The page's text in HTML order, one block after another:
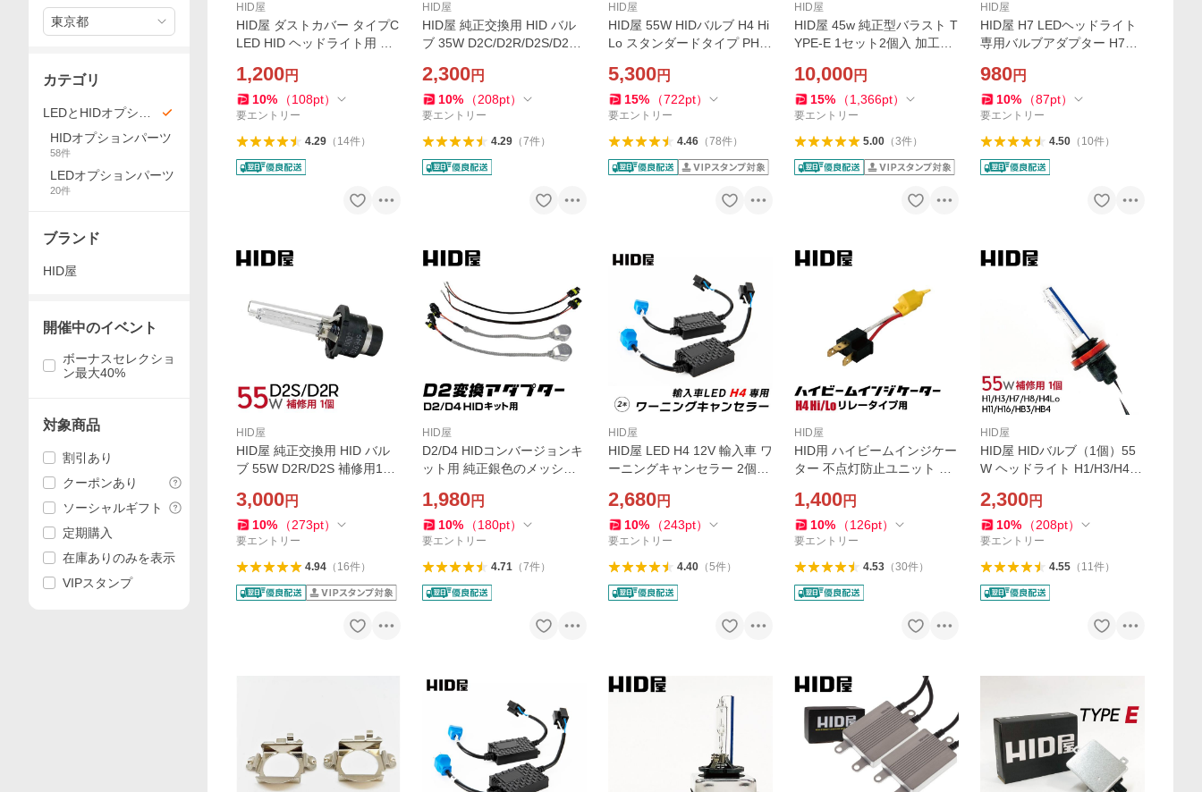
HID屋
HID屋 ダストカバー タイプC
LED HID ヘッドライト用 フ
水防塵カバー 車用 2個セット
1,200円
10% （108pt）
要エントリー
4.29（ 14件）
HID屋
HID屋 純正交換用 HID バル
ブ 35W D2C/D2R/D2S/D2R/
＆オスラム社同様PEI採用 ヘ
ッドライト
2,300円
10% （208pt）
要エントリー
4.29（7件）
HID屋
HID屋 55W HIDバルブ H4 Hi
Lo スタンダードタイプ PHIL
ジャケット採用 シェード特
殊加工 ヘッドライト/HID(キ
セノン)
5,300円
15% （722pt）
要エントリー
4.46（78件）
HID屋
HID屋 45w 純正型バラスト T
YPE-E 1セット2個入 加工な
菱 スバル
10,000円
15% （1,366pt）
要エントリー
5.00（3件）
HID屋
HID屋 H7 LEDヘッドライト
専用バルブアダプター H7用
980円
10% （87pt）
要エントリー
4.50（ 10件）
HID屋
HID屋 純正交換用 HID バル
ブ 55W D2R/D2S 補修用1個
様PEI採用 ヘッドライト
3,000円
10% （273pt）
要エントリー
4.94（ 16件）
HID屋
D2/D4 HIDコンバージョンキ
ット用 純正銀色のメッシュ
純正品 各2本 D2ケーブル HI
D屋
1,980円
10% （180pt）
要エントリー
4.71（7件）
HID屋
HID屋 LED H4 12V 輸入車 ワ
ーニングキャンセラー 2個1
10 ヘッドライト フォグラン
プ使用可能
2,680円
10% （243pt）
要エントリー
4.40（5件）
HID屋
HID用 ハイビームインジケー
ター 不点灯防止ユニット リ
1,400円
10% （126pt）
要エントリー
4.53（30件）
HID屋
HID屋 HIDバルブ（1個）55
W ヘッドライト H1/H3/H4/H
バーナー
2,300円
10% （208pt）
要エントリー
4.55（ 11件）
東京都
カテゴリ
LEDとHIDオプショ
ンパーツ/補修用パー
ツ
HIDオプションパーツ
58件
LEDオプションパーツ
20件
ブランド
HID屋
開催中のイベント
ボーナスセレクショ
ン最大40%
対象商品
割引あり
クーポンあり
ソーシャルギフト
定期購入
在庫ありのみを表示
VIPスタンプ